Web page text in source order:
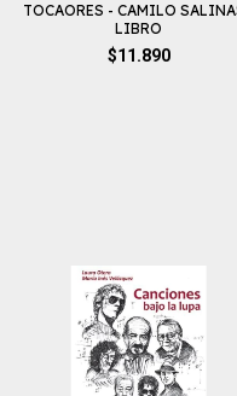
TOCAORES - CAMILO
LIBRO
$11.890